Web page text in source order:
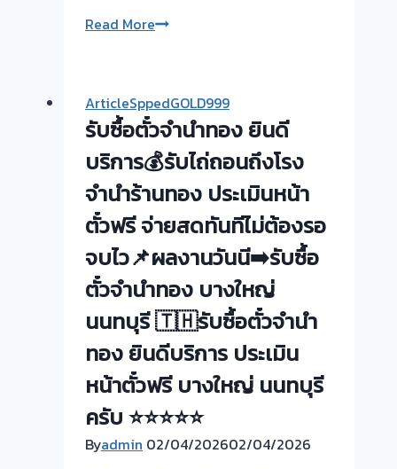
เมือง
ซื้อ
ตั๋ว
จำนำ
ยินดี
บริการ
หน้า
ตั๋ว
ฟรี
เมือง
นนทบุรี
ครับ⭐
Read Moreรับ
ทอง
ยินดี
บริการ
💰
ประเมิน
หน้า
ฟรี-
รับ
ไถ่ถอน
ถึง
โรง
จำนำ
ร้าน
ทอง
จ่าย
ArticleSppedGOLD999
รับซื้อตั๋วจำนำทอง ยินดี
บริการ💰รับไถ่ถอนถึงโรง
จำนำร้านทอง ประเมินหน้า
ตั๋วฟรี จ่ายสดทันทีไม่ต้องรอ
จบไว📌ผลงานวันนี➡️รับซื้อ
ตั๋วจำนำทอง บางใหญ่
นนทบุรี 🇹🇭รับซื้อตั๋วจำนำ
ทอง ยินดีบริการ ประเมิน
หน้าตั๋วฟรี บางใหญ่ นนทบุรี
ครับ ⭐⭐⭐⭐⭐
Byadmin 02/04/202602/04/2026